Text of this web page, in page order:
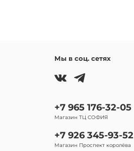
Мы в соц. сетях
+7 965 176-32-05
Магазин ТЦ СОФИЯ
+7 926 345-93-52
Магазин Проспект королёва